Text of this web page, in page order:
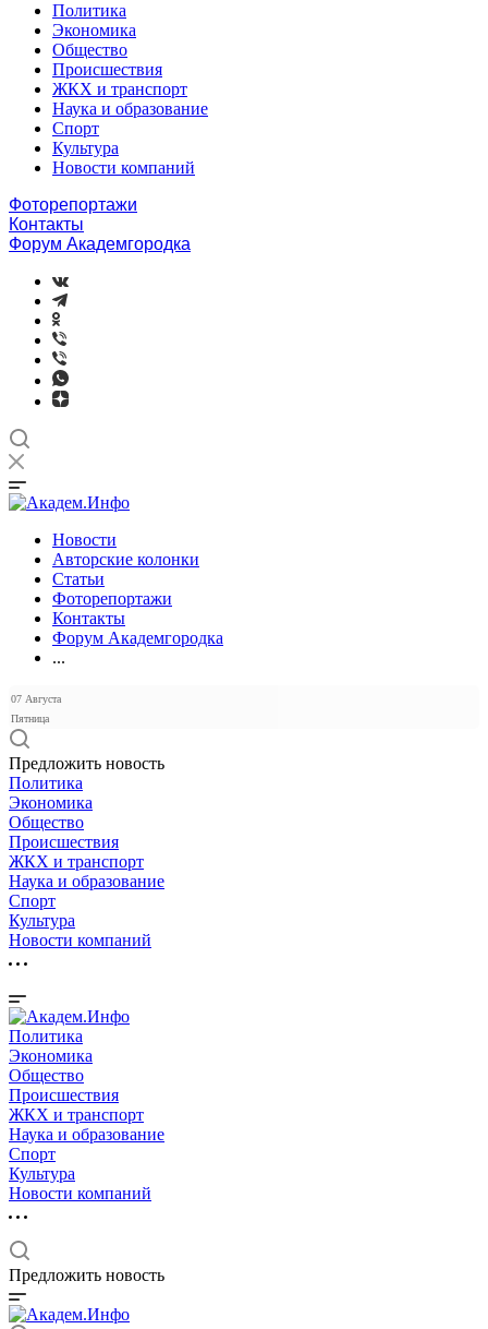
Политика
Экономика
Общество
Происшествия
ЖКХ и транспорт
Наука и образование
Спорт
Культура
Новости компаний
Фоторепортажи
Контакты
Форум Академгородка
Новости
Авторские колонки
Статьи
Фоторепортажи
Контакты
Форум Академгородка
...
07 Августа
Пятница
Предложить новость
Политика
Экономика
Общество
Происшествия
ЖКХ и транспорт
Наука и образование
Спорт
Культура
Новости компаний
Политика
Экономика
Общество
Происшествия
ЖКХ и транспорт
Наука и образование
Спорт
Культура
Новости компаний
Предложить новость